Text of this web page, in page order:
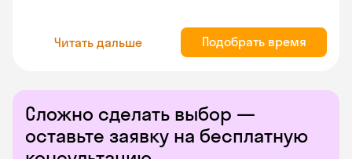
Читать дальше Подобрать время
Сложно сделать выбор —
оставьте заявку на бесплатную